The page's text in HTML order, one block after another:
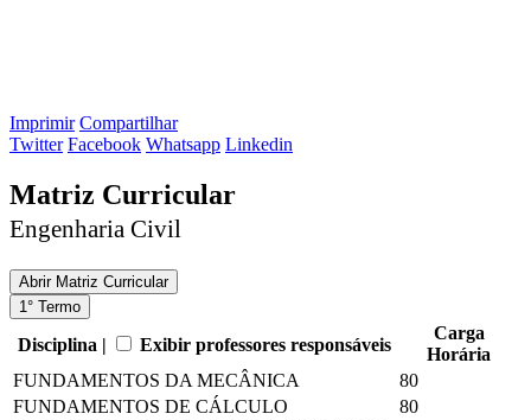
Imprimir Compartilhar
Twitter Facebook Whatsapp Linkedin
Matriz Curricular
Engenharia Civil
AbrirMatriz Curricular
1° Termo
Disciplina | Exibir professores responsáveis
Carga
Horária
FUNDAMENTOS DA MECÂNICA
80
FUNDAMENTOS DE CÁLCULO
80